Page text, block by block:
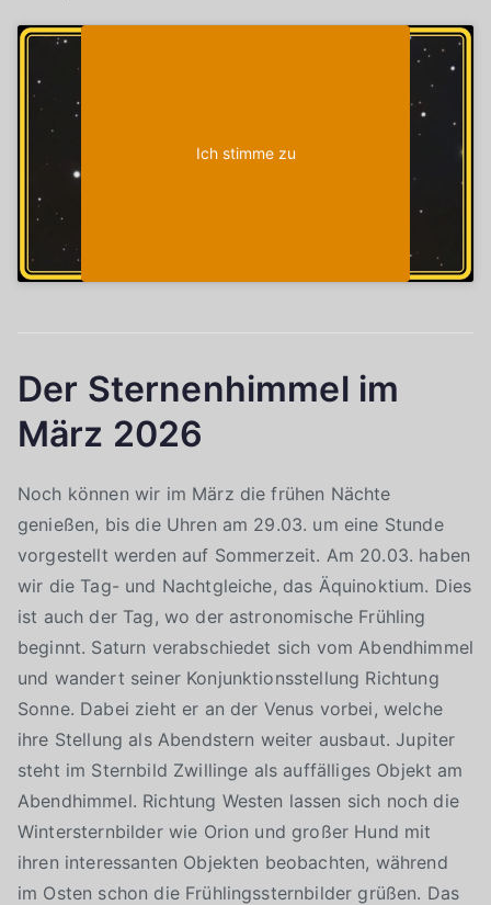
Ich stimme zu
Der Sternenhimmel im
März 2026
Noch können wir im März die frühen Nächte
genießen, bis die Uhren am 29.03. um eine Stunde
vorgestellt werden auf Sommerzeit. Am 20.03. haben
wir die Tag- und Nachtgleiche, das Äquinoktium. Dies
ist auch der Tag, wo der astronomische Frühling
beginnt. Saturn verabschiedet sich vom Abendhimmel
und wandert seiner Konjunktionsstellung Richtung
Sonne. Dabei zieht er an der Venus vorbei, welche
ihre Stellung als Abendstern weiter ausbaut. Jupiter
steht im Sternbild Zwillinge als auffälliges Objekt am
Abendhimmel. Richtung Westen lassen sich noch die
Wintersternbilder wie Orion und großer Hund mit
ihren interessanten Objekten beobachten, während
im Osten schon die Frühlingssternbilder grüßen. Das